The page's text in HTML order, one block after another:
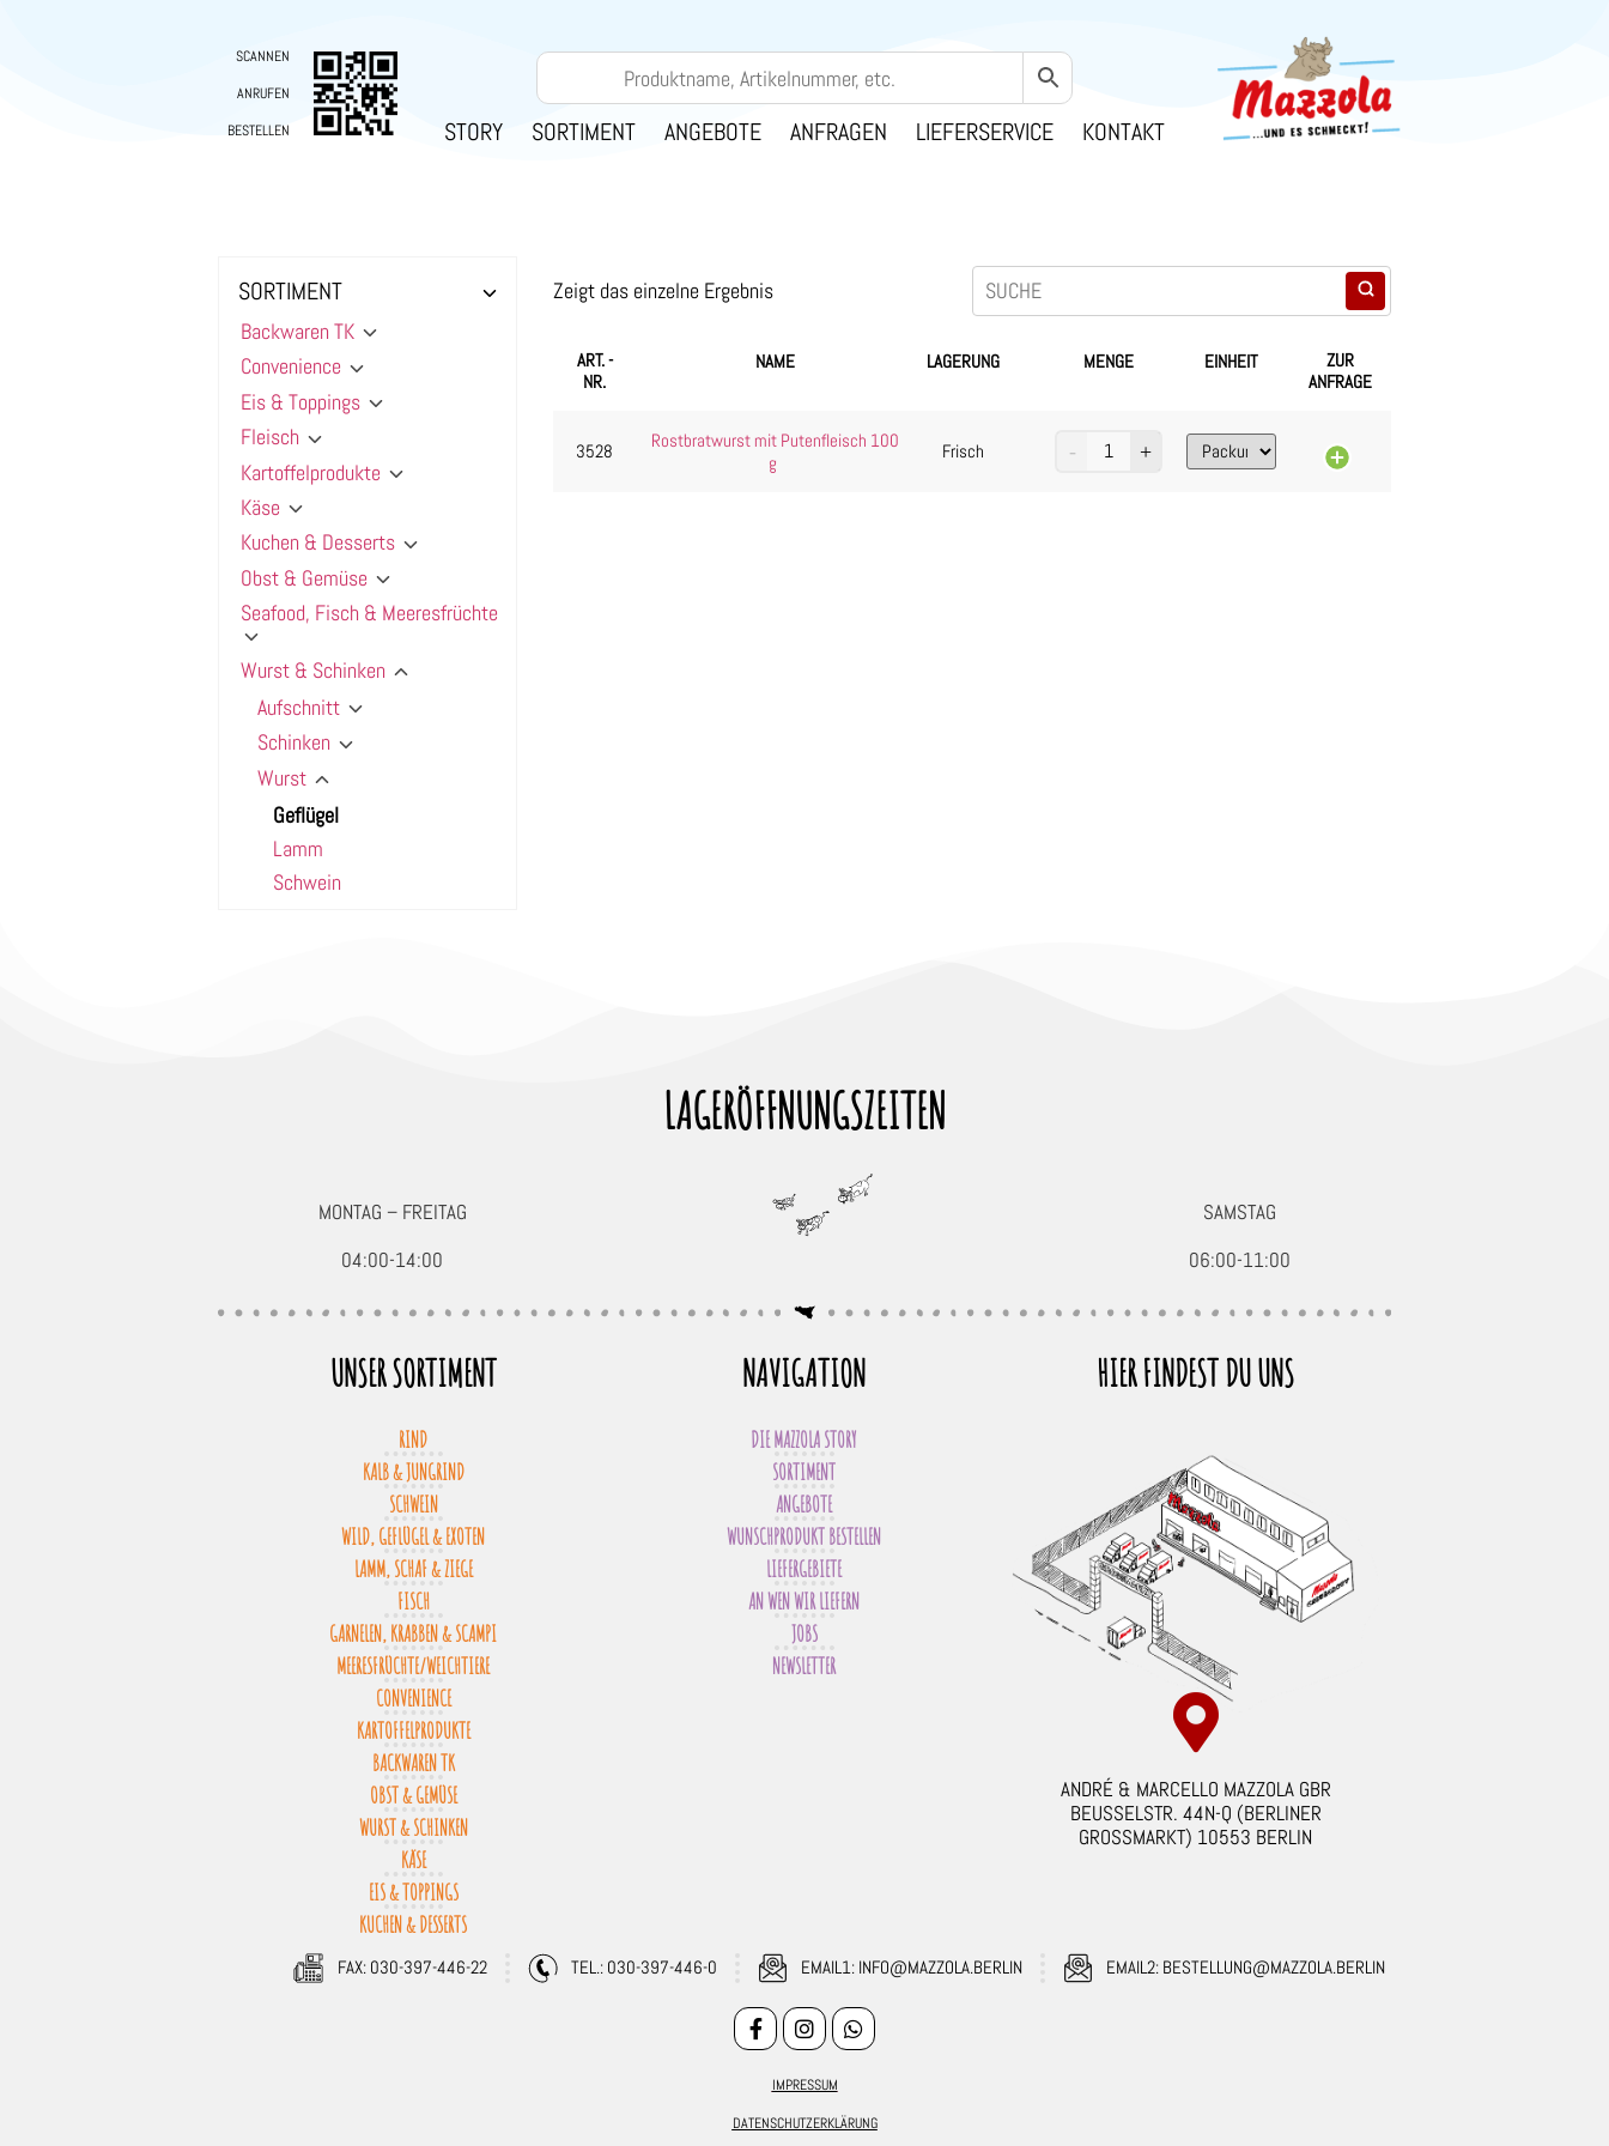
SCANNEN
ANRUFEN
BESTELLEN
STORY SORTIMENT ANGEBOTE ANFRAGEN LIEFERSERVICE KONTAKT
SORTIMENT
Backwaren TK
Convenience
Eis & Toppings
Fleisch
Kartoffelprodukte
Käse
Kuchen & Desserts
Obst & Gemüse
Seafood, Fisch & Meeresfrüchte
Wurst & Schinken
Aufschnitt
Schinken
Wurst
Geflügel
Lamm
Schwein
Zeigt das einzelne Ergebnis
ART. -
NR.
NAME LAGERUNG MENGE EINHEIT
ZUR
ANFRAGE
3528
Rostbratwurst mit Putenfleisch 100
g
Frisch
LAGERÖFFNUNGSZEITEN
MONTAG – FREITAG
04:00-14:00
SAMSTAG
06:00-11:00
UNSER SORTIMENT
RIND
KALB & JUNGRIND
SCHWEIN
WILD, GEFLÜGEL & EXOTEN
LAMM, SCHAF & ZIEGE
FISCH
GARNELEN, KRABBEN & SCAMPI
MEERESFRÜCHTE/WEICHTIERE
CONVENIENCE
KARTOFFELPRODUKTE
BACKWAREN TK
OBST & GEMÜSE
WURST & SCHINKEN
KÄSE
EIS & TOPPINGS
KUCHEN & DESSERTS
NAVIGATION
DIE MAZZOLA STORY
SORTIMENT
ANGEBOTE
WUNSCHPRODUKT BESTELLEN
LIEFERGEBIETE
AN WEN WIR LIEFERN
JOBS
NEWSLETTER
HIER FINDEST DU UNS
ANDRÉ & MARCELLO MAZZOLA GBR
BEUSSELSTR. 44N-Q (BERLINER
GROSSMARKT) 10553 BERLIN
FAX: 030-397-446-22 TEL.: 030-397-446-0 EMAIL1: INFO@MAZZOLA.BERLIN EMAIL2: BESTELLUNG@MAZZOLA.BERLIN
IMPRESSUM
DATENSCHUTZERKLÄRUNG